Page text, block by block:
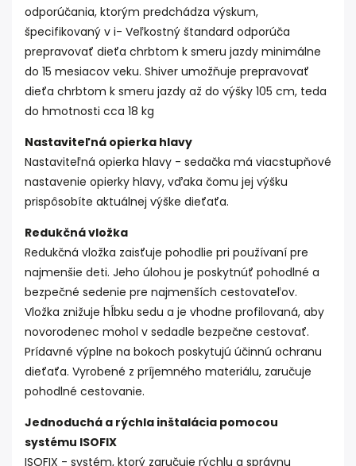
odporúčania, ktorým predchádza výskum,
špecifikovaný v i- Veľkostný štandard odporúča
prepravovať dieťa chrbtom k smeru jazdy minimálne
do 15 mesiacov veku. Shiver umožňuje prepravovať
dieťa chrbtom k smeru jazdy až do výšky 105 cm, teda
do hmotnosti cca 18 kg
Nastaviteľná opierka hlavy
Nastaviteľná opierka hlavy - sedačka má viacstupňové
nastavenie opierky hlavy, vďaka čomu jej výšku
prispôsobíte aktuálnej výške dieťaťa.
Redukčná vložka
Redukčná vložka zaisťuje pohodlie pri používaní pre
najmenšie deti. Jeho úlohou je poskytnúť pohodlné a
bezpečné sedenie pre najmenších cestovateľov.
Vložka znižuje hĺbku sedu a je vhodne profilovaná, aby
novorodenec mohol v sedadle bezpečne cestovať.
Prídavné výplne na bokoch poskytujú účinnú ochranu
dieťaťa. Vyrobené z príjemného materiálu, zaručuje
pohodlné cestovanie.
Jednoduchá a rýchla inštalácia pomocou
systému ISOFIX
ISOFIX - systém, ktorý zaručuje rýchlu a správnu